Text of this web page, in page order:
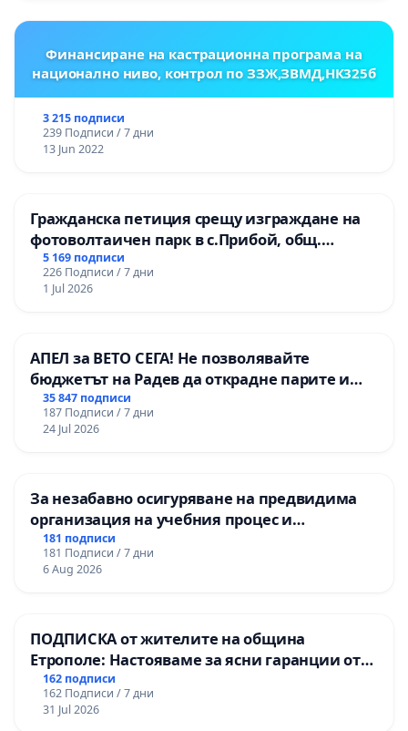
Финансиране на кастрационна програма на
национално ниво, контрол по ЗЗЖ,ЗВМД,НК325б
3 215 подписи
239 Подписи / 7 дни
13 Jun 2022
Гражданска петиция срещу изграждане на
фотоволтаичен парк в с.Прибой, общ.
Радомир
5 169 подписи
226 Подписи / 7 дни
1 Jul 2026
АПЕЛ за ВЕТО СЕГА! Не позволявайте
бюджетът на Радев да открадне парите и
правата ни в тъмното
35 847 подписи
187 Подписи / 7 дни
24 Jul 2026
За незабавно осигуряване на предвидима
организация на учебния процес и
гарантиране на правото на равнопоставено
и качествено образование на учениците от
ОУ „Княз Александър I“ и Хуманитарна
181 подписи
181 Подписи / 7 дни
6 Aug 2026
ПОДПИСКА от жителите на община
Етрополе: Настояваме за ясни гаранции от
“Елаците-МЕД” АД и от държавата, че ще се
изпълнят всички екологични норми!
162 подписи
162 Подписи / 7 дни
31 Jul 2026